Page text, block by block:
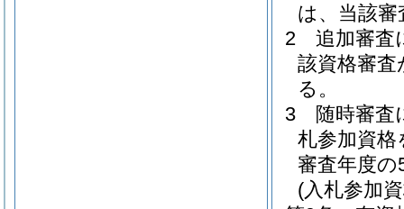
は、当該
2
追加審査
該資格審
る。
3
随時審査
札参加資
審査年度
(入札参加